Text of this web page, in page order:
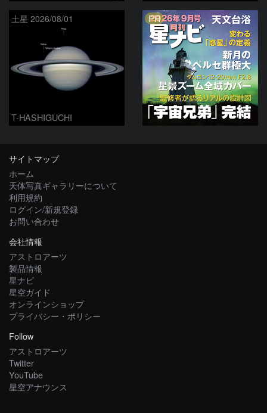
土星 2026/08/01
T-HASHIGUCHI
PR
サイトマップ
ホーム
天体写真ギャラリーについて
利用規約
ログイン/新規登録
お問い合わせ
会社情報
アストロアーツ
製品情報
星ナビ
星空ガイド
オンラインショップ
プライバシー・ポリシー
Follow
アストロアーツ
Twitter
YouTube
星空アナウンス